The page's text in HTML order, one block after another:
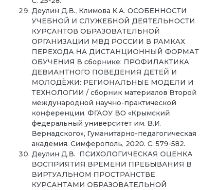
Деулин Д.В., Климова К.А. ОСОБЕННОСТИ
УЧЕБНОЙ И СЛУЖЕБНОЙ ДЕЯТЕЛЬНОСТИ
КУРСАНТОВ ОБРАЗОВАТЕЛЬНОЙ
ОРГАНИЗАЦИИ МВД РОССИИ В РАМКАХ
ПЕРЕХОДА НА ДИСТАНЦИОННЫЙ ФОРМАТ
ОБУЧЕНИЯ В сборнике: ПРОФИЛАКТИКА
ДЕВИАНТНОГО ПОВЕДЕНИЯ ДЕТЕЙ И
МОЛОДЁЖИ: РЕГИОНАЛЬНЫЕ МОДЕЛИ И
ТЕХНОЛОГИИ / сборник материалов Второй
международной научно-практической
конференции. ФГАОУ ВО «Крымский
федеральный университет им. В.И.
Вернадского», Гуманитарно-педагогическая
академия. Симферополь, 2020. С. 579-582.
Деулин Д.В. ПСИХОЛОГИЧЕСКАЯ ОЦЕНКА
ВОСПРИЯТИЯ ВРЕМЕНИ ПРЕБЫВАНИЯ В
ВИРТУАЛЬНОМ ПРОСТРАНСТВЕ
КУРСАНТАМИ ОБРАЗОВАТЕЛЬНОЙ